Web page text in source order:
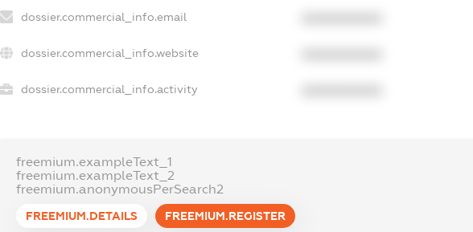
dossier.commercial_info.email
dossier.commercial_info.website
dossier.commercial_info.activity
freemium.exampleText_1
freemium.exampleText_2
freemium.anonymousPerSearch2
FREEMIUM.DETAILS FREEMIUM.REGISTER